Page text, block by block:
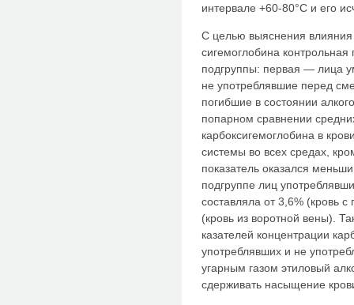
интервале +60-80°С и его
С целью выяснения
сигемоглобина
подгруппы: первая — лица
не употреб­лявшие перед
погибшие в состоянии
попарном сравне­нии
карбоксигемоглобина в
системы во всех средах,
показатель оказался
подгруппе лиц
составляла от 3,6% (кровь с
(кровь из воротной вены).
казателей концентрации
употреблявших и не
угар­ным газом этиловый
сдерживать насыщение